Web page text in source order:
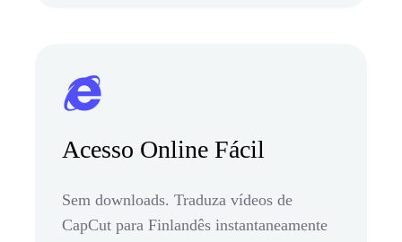
Acesso Online Fácil
Sem downloads. Traduza vídeos de
CapCut para Finlandês instantaneamente